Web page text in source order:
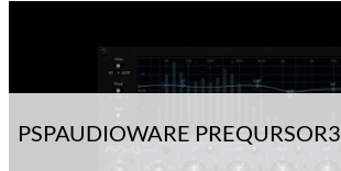
PSPAUDIOWARE PREQURSOR3